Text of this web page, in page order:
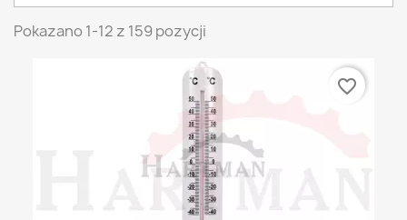
Pokazano 1-12 z 159 pozycji
favorite_border